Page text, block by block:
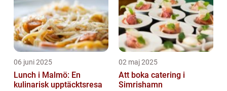
06 juni 2025
Lunch i Malmö: En
kulinarisk upptäcktsresa
02 maj 2025
Att boka catering i
Simrishamn